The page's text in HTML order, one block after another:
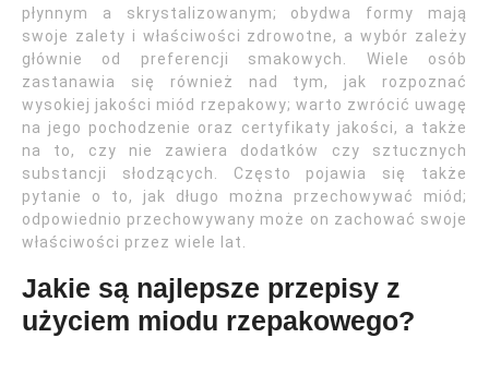
płynnym a skrystalizowanym; obydwa formy mają
swoje zalety i właściwości zdrowotne, a wybór zależy
głównie od preferencji smakowych. Wiele osób
zastanawia się również nad tym, jak rozpoznać
wysokiej jakości miód rzepakowy; warto zwrócić uwagę
na jego pochodzenie oraz certyfikaty jakości, a także
na to, czy nie zawiera dodatków czy sztucznych
substancji słodzących. Często pojawia się także
pytanie o to, jak długo można przechowywać miód;
odpowiednio przechowywany może on zachować swoje
właściwości przez wiele lat.
Jakie są najlepsze przepisy z
użyciem miodu rzepakowego?